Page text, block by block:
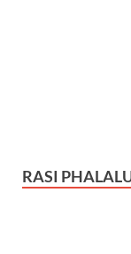
RASI